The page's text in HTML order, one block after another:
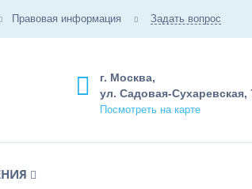
Правовая информация Задать вопрос
г. Москва,
ул. Садовая-Сухаревская,
Посмотреть на карте